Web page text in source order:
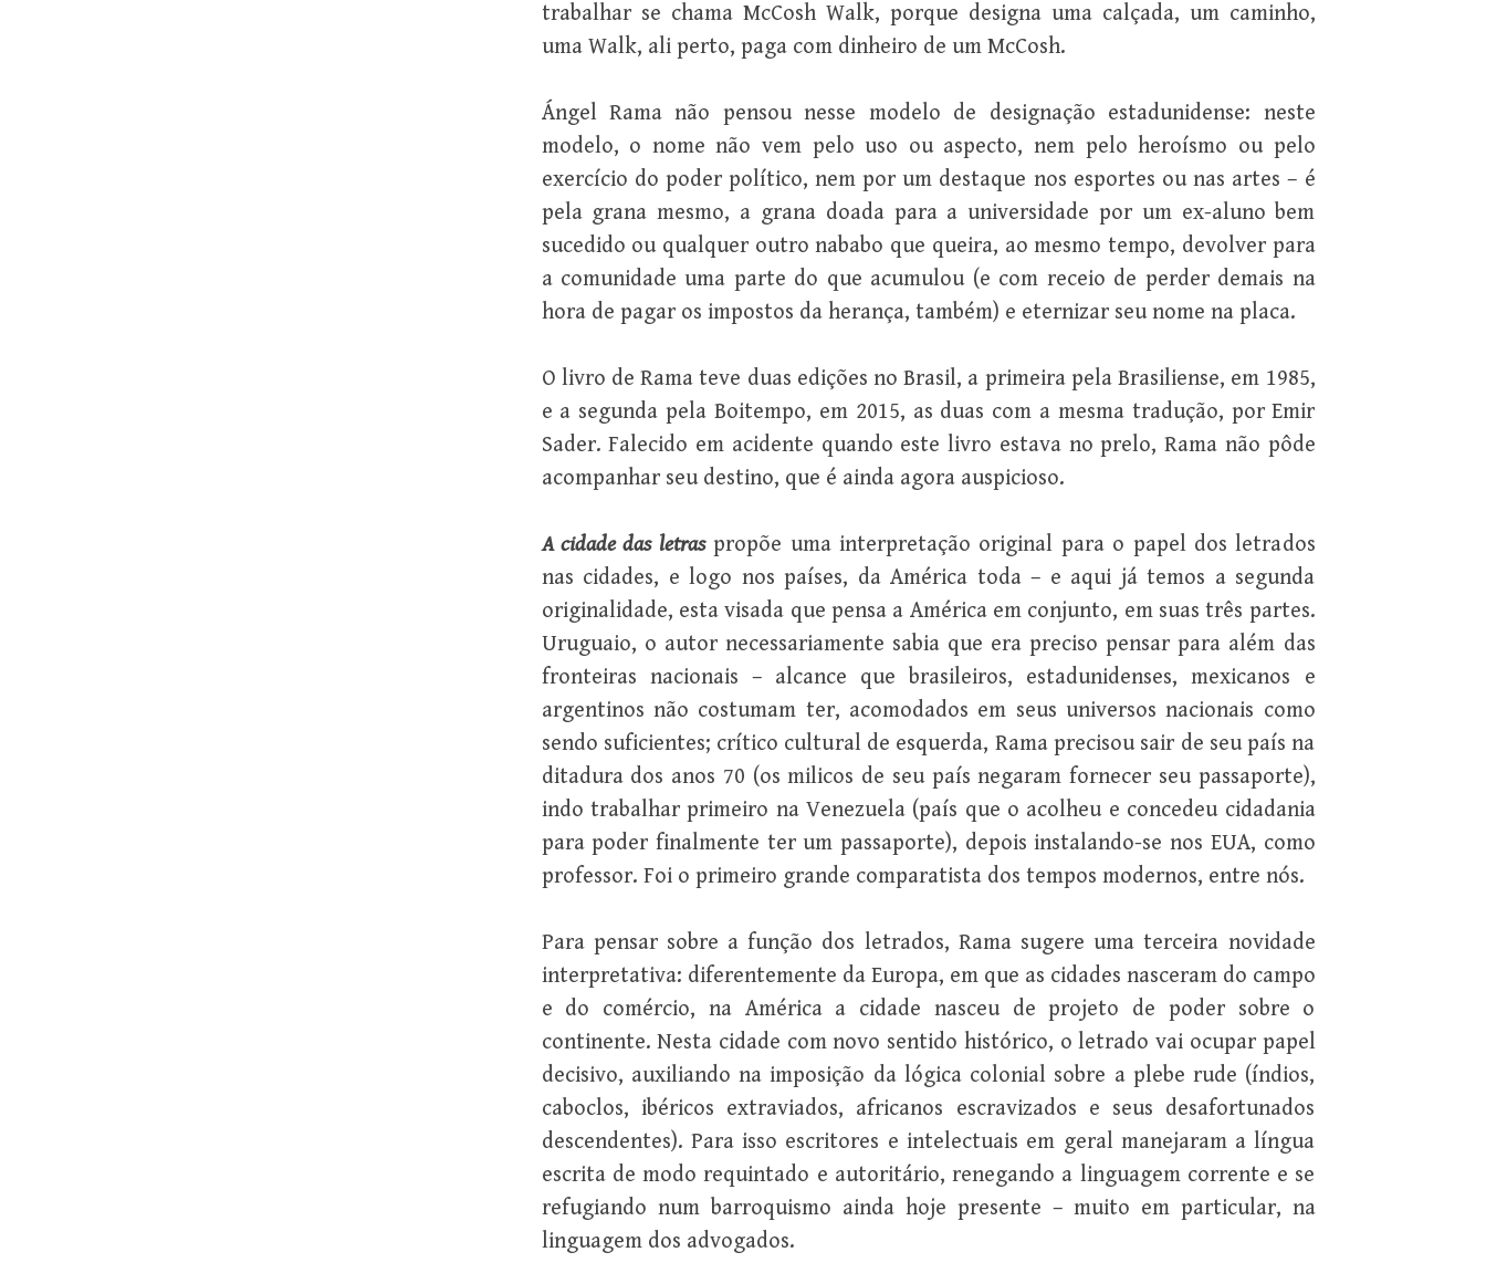
trabalhar se chama McCosh Walk, porque designa uma calçada, um caminho,
uma Walk, ali perto, paga com dinheiro de um McCosh.
Ángel Rama não pensou nesse modelo de designação estadunidense: neste
modelo, o nome não vem pelo uso ou aspecto, nem pelo heroísmo ou pelo
exercício do poder político, nem por um destaque nos esportes ou nas artes – é
pela grana mesmo, a grana doada para a universidade por um ex-aluno bem
sucedido ou qualquer outro nababo que queira, ao mesmo tempo, devolver para
a comunidade uma parte do que acumulou (e com receio de perder demais na
hora de pagar os impostos da herança, também) e eternizar seu nome na placa.
O livro de Rama teve duas edições no Brasil, a primeira pela Brasiliense, em 1985,
e a segunda pela Boitempo, em 2015, as duas com a mesma tradução, por Emir
Sader. Falecido em acidente quando este livro estava no prelo, Rama não pôde
acompanhar seu destino, que é ainda agora auspicioso.
A cidade das letraspropõe uma interpretação original para o papel dos letrados
nas cidades, e logo nos países, da América toda – e aqui já temos a segunda
originalidade, esta visada que pensa a América em conjunto, em suas três partes.
Uruguaio, o autor necessariamente sabia que era preciso pensar para além das
fronteiras nacionais – alcance que brasileiros, estadunidenses, mexicanos e
argentinos não costumam ter, acomodados em seus universos nacionais como
sendo suficientes; crítico cultural de esquerda, Rama precisou sair de seu país na
ditadura dos anos 70 (os milicos de seu país negaram fornecer seu passaporte),
indo trabalhar primeiro na Venezuela (país que o acolheu e concedeu cidadania
para poder finalmente ter um passaporte), depois instalando-se nos EUA, como
professor. Foi o primeiro grande comparatista dos tempos modernos, entre nós.
Para pensar sobre a função dos letrados, Rama sugere uma terceira novidade
interpretativa: diferentemente da Europa, em que as cidades nasceram do campo
e do comércio, na América a cidade nasceu de projeto de poder sobre o
continente. Nesta cidade com novo sentido histórico, o letrado vai ocupar papel
decisivo, auxiliando na imposição da lógica colonial sobre a plebe rude (índios,
caboclos, ibéricos extraviados, africanos escravizados e seus desafortunados
descendentes). Para isso escritores e intelectuais em geral manejaram a língua
escrita de modo requintado e autoritário, renegando a linguagem corrente e se
refugiando num barroquismo ainda hoje presente – muito em particular, na
linguagem dos advogados.